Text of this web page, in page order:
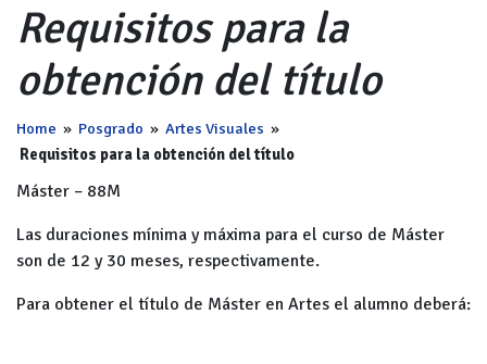
Requisitos para la
obtención del título
Home » Posgrado » Artes Visuales »
Requisitos para la obtención del título
Máster – 88M
Las duraciones mínima y máxima para el curso de Máster
son de 12 y 30 meses, respectivamente.
Para obtener el título de Máster en Artes el alumno deberá: